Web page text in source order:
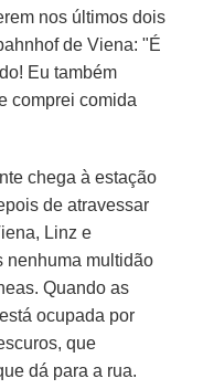
nos últimos dois
de Viena: "É
Eu também
comprei comida
chega à estação
de atravessar
Linz e
nenhuma multidão
Quando as
ocupada por
que
dá para a rua.